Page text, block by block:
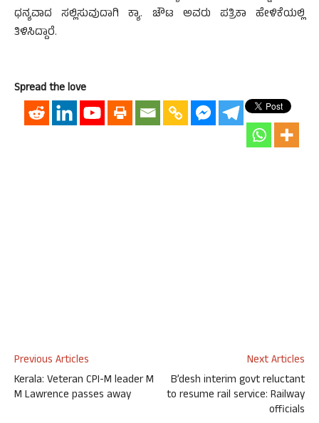
ಧನ್ಯವಾದ ಸಲ್ಲಿಸುವುದಾಗಿ ಕ್ಯಾ. ಚೌಟ ಅವರು ಪತ್ರಿಕಾ ಹೇಳಿಕೆಯಲ್ಲಿ
ತಿಳಿಸಿದ್ದಾರೆ.
Spread the love
Previous Articles
Kerala: Veteran CPI-M leader M
M Lawrence passes away
Next Articles
B’desh interim govt reluctant
to resume rail service: Railway
officials